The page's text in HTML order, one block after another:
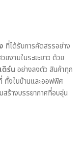
ที่ได้รับการคัดสรรอย่าง
งามในระยะยาว ด้วย
ดิร์น อย่างลงตัว สินค้าทุก
ทั้งในบ้านและออฟฟิศ
ร้างบรรยากาศที่อบอุ่น